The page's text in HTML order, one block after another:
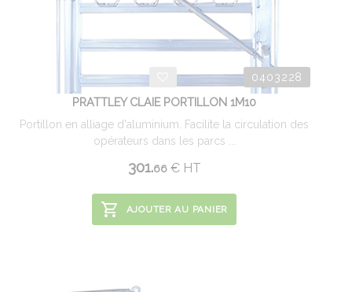
0403228
PRATTLEY CLAIE PORTILLON 1M10
Portillon en alliage d'aluminium. Facilite la circulation des
opérateurs dans les parcs ...
301.66 €HT
AJOUTER AU PANIER